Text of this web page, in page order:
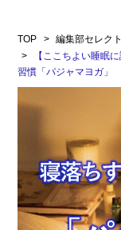
TOP
編集部セレク
【ここちよい睡眠
習慣「パジャマヨガ」